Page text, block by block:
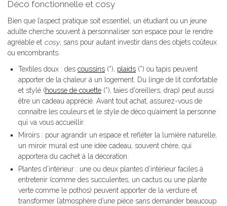
Déco fonctionnelle et cosy
Bien que l’aspect pratique soit essentiel, un étudiant ou un jeune
adulte cherche souvent à personnaliser son espace pour le rendre
agréable et cosy, sans pour autant investir dans des objets coûteux
ou encombrants.
Textiles doux : des coussins (*), plaids (*) ou tapis peuvent
apporter de la chaleur à un logement. Du linge de lit confortable
et stylé (housse de couette (*), taies d'oreillers, drap) peut aussi
être un cadeau apprécié. Avant tout achat, assurez-vous de
connaître les couleurs et le style de déco qu’aiment la personne
qui va vous accueillir.
Miroirs : pour agrandir un espace et refléter la lumière naturelle,
un miroir mural est une idée cadeau, souvent chère, qui
apportera du cachet à la décoration.
Plantes d’intérieur : une ou deux plantes d’intérieur faciles à
entretenir (comme des succulentes, un cactus ou une plante
verte comme le pothos) peuvent apporter de la verdure et
transformer l’atmosphère d’une pièce sans demander beaucoup